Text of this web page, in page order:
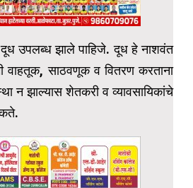
दूध उपलब्ध झाले पाहिजे. दूध हे नाशवंत
वाहतूक, साठवणूक व वितरण करताना
न झाल्यास शेतकरी व व्यावसायिकांचे